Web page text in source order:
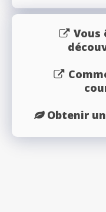
Vous
Obtenir